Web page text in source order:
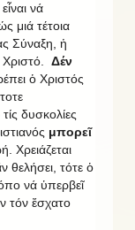
νά
μιά τέτοια
Σύναξη, ἡ
Δέν
ὁ Χριστός
δυσκολίες
μπορεῖ
Χρειάζεται
θελήσει, τότε ὁ
νά ὑπερβεῖ
τόν ἔσχατο